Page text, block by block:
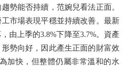
能否持續，范婉兒看法正面。
市場表現平穩並持續改善。最新
由上季的3.8%下降至3.7%。資產
勢向好，因此產生正面的財富效
加快，但整體仍屬非常溫和的水